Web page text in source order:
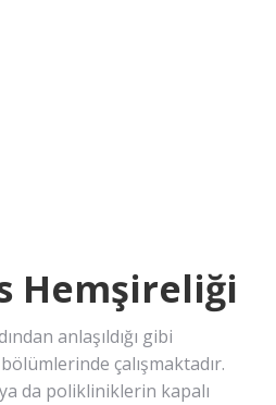
Hemşireliği
anlaşıldığı gibi
çalışmaktadır.
da polikliniklerin kapalı